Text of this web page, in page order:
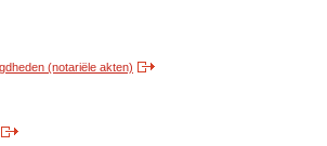
(notariële akten)